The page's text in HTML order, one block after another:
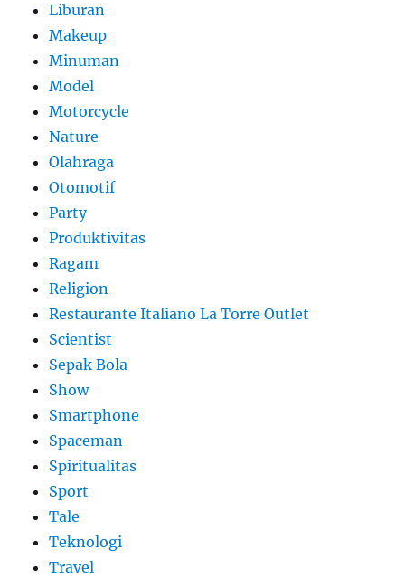
Liburan
Makeup
Minuman
Model
Motorcycle
Nature
Olahraga
Otomotif
Party
Produktivitas
Ragam
Religion
Restaurante Italiano La Torre Outlet
Scientist
Sepak Bola
Show
Smartphone
Spaceman
Spiritualitas
Sport
Tale
Teknologi
Travel